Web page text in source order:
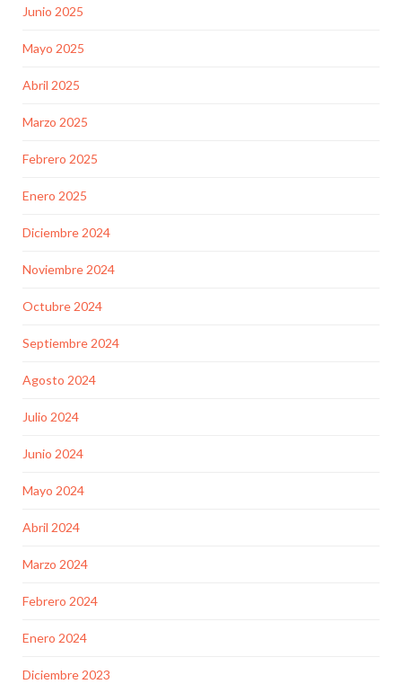
Junio 2025
Mayo 2025
Abril 2025
Marzo 2025
Febrero 2025
Enero 2025
Diciembre 2024
Noviembre 2024
Octubre 2024
Septiembre 2024
Agosto 2024
Julio 2024
Junio 2024
Mayo 2024
Abril 2024
Marzo 2024
Febrero 2024
Enero 2024
Diciembre 2023